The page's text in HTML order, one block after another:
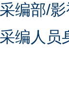
编部/
编人员
谢